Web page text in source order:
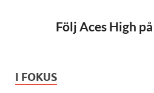
Följ Aces High
I FOKUS